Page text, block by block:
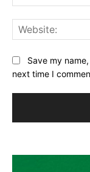
Save my
next time I